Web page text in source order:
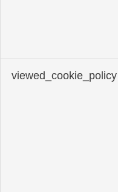
viewed_cookie_policy